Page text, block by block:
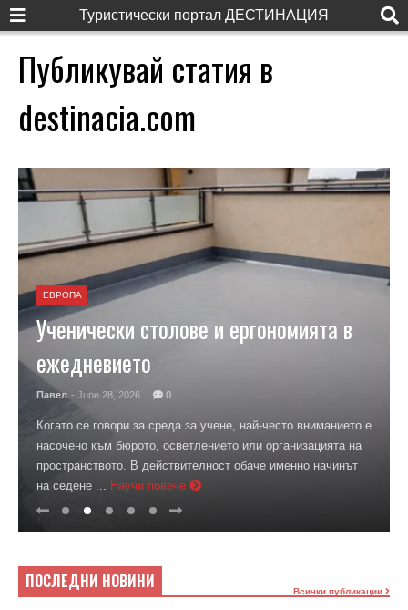
Туристически портал ДЕСТИНАЦИЯ
Публикувай статия в
destinacia.com
ЕВРОПА
Ученически столове и ергономията в
ежедневието
Павел - June 28, 2026 0
Когато се говори за среда за учене, най-често вниманието е
насочено към бюрото, осветлението или организацията на
пространството. В действителност обаче именно начинът
на седене ...
Научи повече
ПОСЛЕДНИ НОВИНИ Всички публикации